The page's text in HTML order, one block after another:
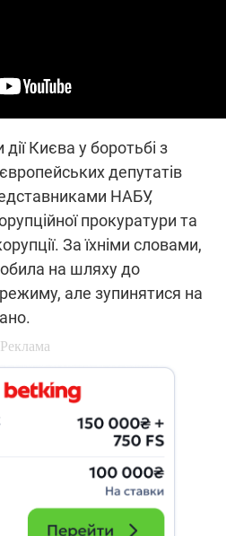
Києва у боротьбі з
депутатів
НАБУ,
прокуратури та
За їхніми словами,
на шляху до
режиму, але зупинятися на